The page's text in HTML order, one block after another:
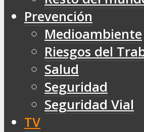
Prevención
Medioambiente
Riesgos del
Salud
Seguridad
Seguridad Vial
TV